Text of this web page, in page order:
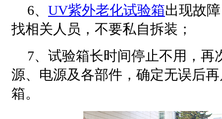
6、 UV紫外老化试验箱出现故
找相关人员，不要私自拆装；
7、试验箱长时间停止不用，再
源、电源及各部件，确定无误后
箱。